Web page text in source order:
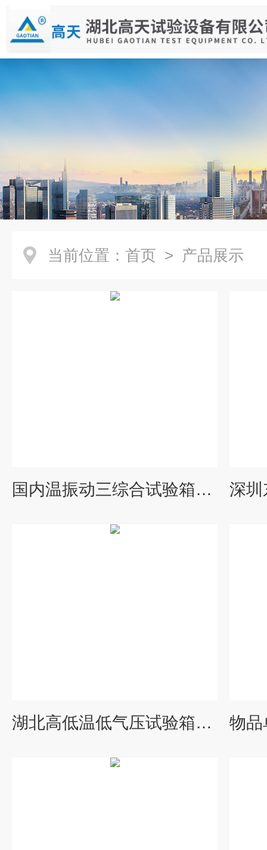
当前位置： 首页 > 产品展示
国内温振动三综合试验箱设备厂家
湖北高低温低气压试验箱设备厂价格/报价